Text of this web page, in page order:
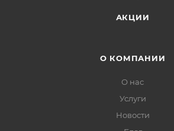
АКЦИИ
О КОМПАНИИ
О нас
Услуги
Новости